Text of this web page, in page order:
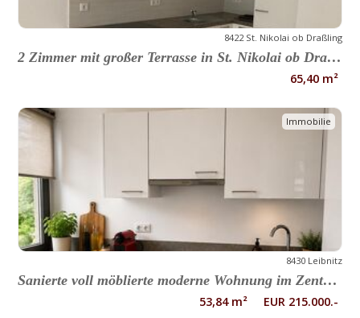
8422 St. Nikolai ob Draßling
2 Zimmer mit großer Terrasse in St. Nikolai ob Draißling
65,40 m²
Immobilie
8430 Leibnitz
Sanierte voll möblierte moderne Wohnung im Zentrum von Leibnitz
53,84 m² EUR 215.000.-